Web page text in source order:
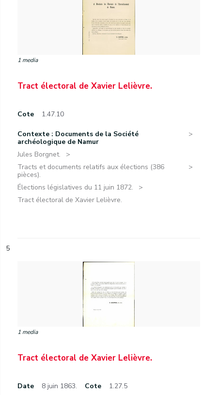
1 media
Tract électoral de Xavier Lelièvre.
Cote 1.47.10
Contexte : Documents de la Société
archéologique de Namur
Jules Borgnet.
Tracts et documents relatifs aux élections (386
pièces).
Élections législatives du 11 juin 1872.
Tract électoral de Xavier Lelièvre.
5
1 media
Tract électoral de Xavier Lelièvre.
Date 8 juin 1863. Cote 1.27.5